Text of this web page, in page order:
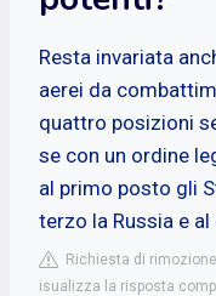
Resta invariata
aerei da
quattro posizioni
se con un ordine
al primo posto gli
terzo la Russia e
Richiesta di
isualizza la risposta